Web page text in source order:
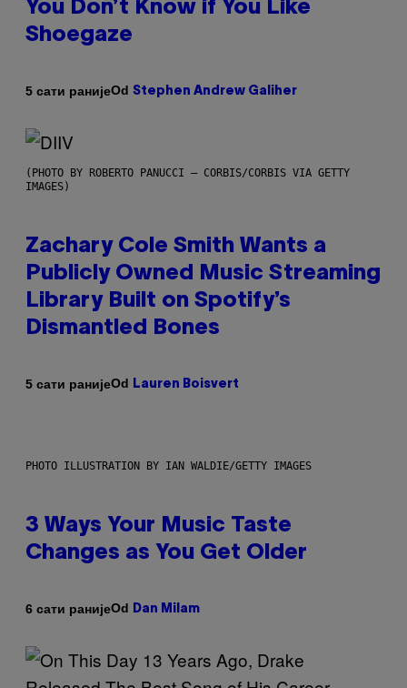
You Don’t Know if You Like
Shoegaze
5 сати ранијеOd Stephen Andrew Galiher
(PHOTO BY ROBERTO PANUCCI – CORBIS/CORBIS VIA GETTY
IMAGES)
Zachary Cole Smith Wants a
Publicly Owned Music Streaming
Library Built on Spotify’s
Dismantled Bones
5 сати ранијеOd Lauren Boisvert
PHOTO ILLUSTRATION BY IAN WALDIE/GETTY IMAGES
3 Ways Your Music Taste
Changes as You Get Older
6 сати ранијеOd Dan Milam